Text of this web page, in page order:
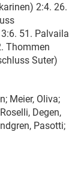
2:4. 26.
51. Palvaila
Thommen
Suter)
Meier, Oliva;
Degen,
Pasotti;